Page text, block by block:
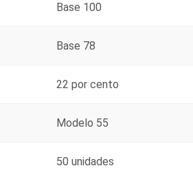
Base 100
Base 78
22 por cento
Modelo 55
50 unidades